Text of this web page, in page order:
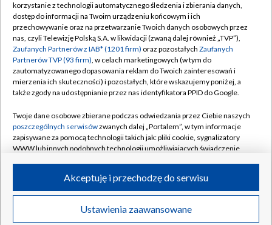
TVP
Abonament TVP
Emisja w TVP
Centrum informacji TVP
Naziemna Telewizja Cyfrowa
Rada Programowa
System NOS
Informacje o nadawcy
Program dla prasy
Ogłoszenie przetargowe
Regulamin TVP
Polityka prywatności
Moje zgody
Pomoc
Kontakt
Kanały
©2026 Telewizja Polska S.A. w likwidacji
korzystanie z technologii automatycznego śledzenia i zbierania danych,
dostęp do informacji na Twoim urządzeniu końcowym i ich
przechowywanie oraz na przetwarzanie Twoich danych osobowych przez
nas, czyli Telewizję Polską S.A. w likwidacji (zwaną dalej również „TVP”),
Zaufanych Partnerów z IAB* (1201 firm) oraz pozostałych Zaufanych
Partnerów TVP (93 firm), w celach marketingowych (w tym do
zautomatyzowanego dopasowania reklam do Twoich zainteresowań i
mierzenia ich skuteczności) i pozostałych, które wskazujemy poniżej, a
także zgody na udostępnianie przez nas identyfikatora PPID do Google.
Twoje dane osobowe zbierane podczas odwiedzania przez Ciebie naszych
poszczególnych serwisówzwanych dalej „Portalem”, w tym informacje
zapisywane za pomocą technologii takich jak: pliki cookie, sygnalizatory
WWW lub innych podobnych technologii umożliwiających świadczenie
ruchu w Internecie.
Twoje dane osobowe zbierane podczas odwiedzania przez Ciebie
poszczególnych serwisówna Portalu, takie jak adresy IP, identyfikatory
Ustawienia zaawansowane
Akceptuję i przechodzę do serwisu